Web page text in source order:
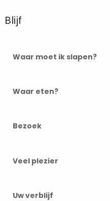
Blijf
Waar moet ik slapen?
Waar eten?
Bezoek
Veel plezier
Uw verblijf
melden
ons